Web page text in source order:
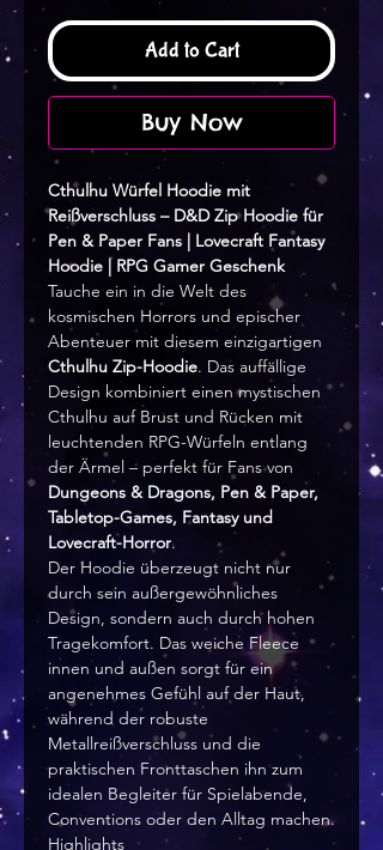
Add to Cart
Buy Now
Cthulhu Würfel Hoodie mit
Reißverschluss – D&D Zip Hoodie für
Pen & Paper Fans | Lovecraft Fantasy
Hoodie | RPG Gamer Geschenk
Tauche ein in die Welt des
kosmischen Horrors und epischer
Abenteuer mit diesem einzigartigen
Cthulhu Zip-Hoodie. Das auffällige
Design kombiniert einen mystischen
Cthulhu auf Brust und Rücken mit
leuchtenden RPG-Würfeln entlang
der Ärmel – perfekt für Fans von
Dungeons & Dragons, Pen & Paper,
Tabletop-Games, Fantasy und
Lovecraft-Horror.
Der Hoodie überzeugt nicht nur
durch sein außergewöhnliches
Design, sondern auch durch hohen
Tragekomfort. Das weiche Fleece
innen und außen sorgt für ein
angenehmes Gefühl auf der Haut,
während der robuste
Metallreißverschluss und die
praktischen Fronttaschen ihn zum
idealen Begleiter für Spielabende,
Conventions oder den Alltag machen.
Highlights